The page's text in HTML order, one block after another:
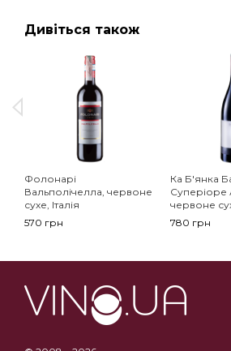
Дивіться також
Фолонарі
Вальполічелла, червоне
сухе, Італія
570 грн
Ка Б'янка
Суперіоре
червоне
780 грн